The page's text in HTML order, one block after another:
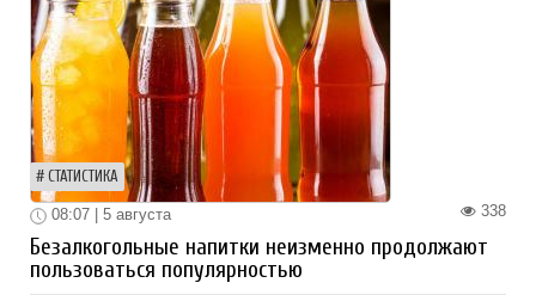
СТАТИСТИКА
338
08:07 | 5 августа
Безалкогольные напитки неизменно продолжают
пользоваться популярностью